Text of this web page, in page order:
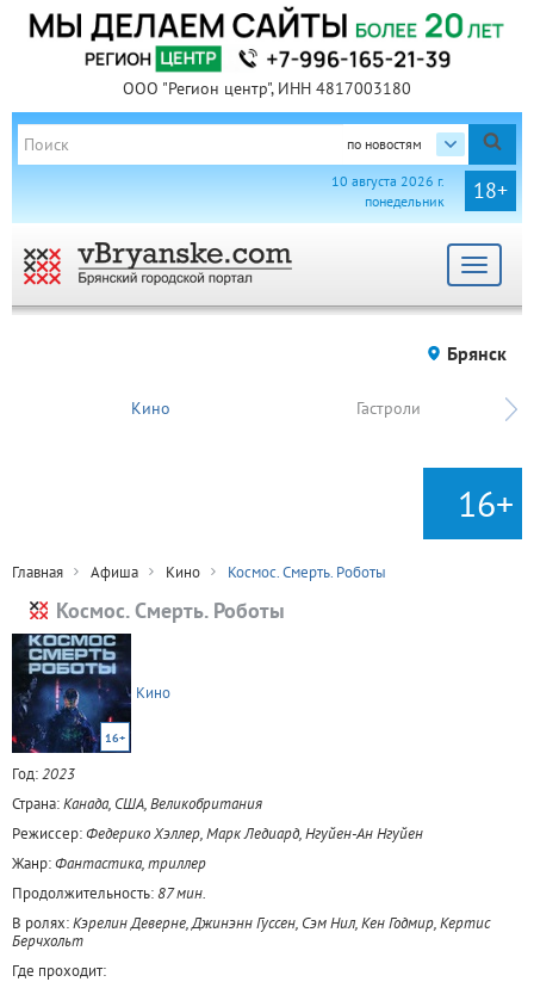
ООО "Регион центр", ИНН 4817003180
по новостям
18+
10 августа 2026 г.
понедельник
Toggle
Брянск
Кино Гастроли
16+
Главная Афиша Кино Космос. Смерть. Роботы
Космос. Смерть. Роботы
16+
Кино
Год:2023
Страна:Канада, США, Великобритания
Режиссер:Федерико Хэллер, Марк Ледиард, Нгуйен-Ан Нгуйен
Жанр:Фантастика, триллер
Продолжительность:87 мин.
В ролях:Кэрелин Деверне, Джинэнн Гуссен, Сэм Нил, Кен Годмир, Кертис
Берчхольт
Где проходит: